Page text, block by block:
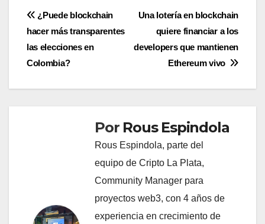
Navegación
de
entradas
Una lotería en blockchain
quiere financiar a los
developers que mantienen
Ethereum vivo
¿Puede blockchain
hacer más transparentes
las elecciones en
Colombia?
Por Rous Espindola
Rous Espindola, parte del
equipo de Cripto La Plata,
Community Manager para
proyectos web3, con 4 años de
experiencia en crecimiento de